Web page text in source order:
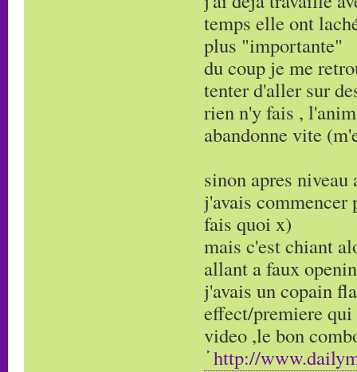
temps elle ont
plus "importante"
du coup je me
tenter d'aller sur
rien n'y fais ,
abandonne vite
sinon apres
j'avais commencer
fais quoi x)
mais c'est chiant
allant a faux
j'avais un copain
effect/premiere
video ,le bon
http://